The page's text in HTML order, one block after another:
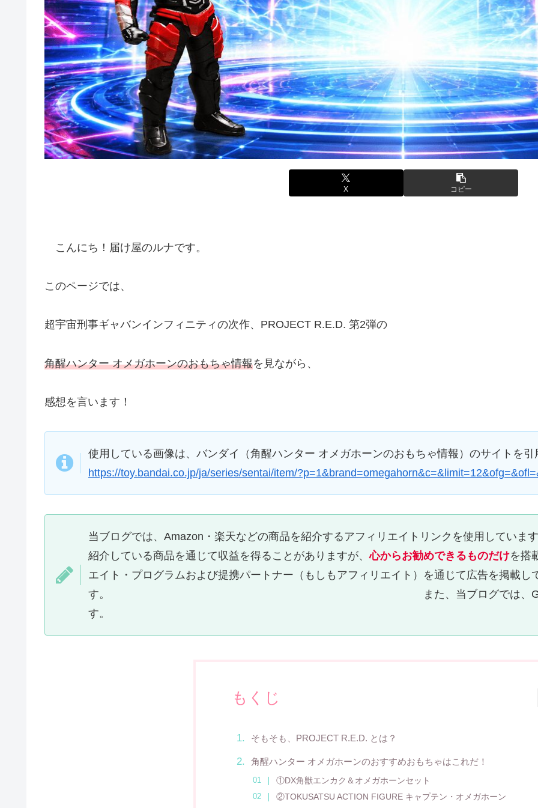
X コピー
こんにち！届け屋のルナです。
このページでは、
超宇宙刑事ギャバンインフィニティの次作、PROJECT R.E.D. 第2弾の
角醒ハンター オメガホーンのおもちゃ情報を見ながら、
感想を言います！
使用している画像は、バンダイ（角醒ハンター オメガホーンのおもちゃ情報）のサイトを
https://toy.bandai.co.jp/ja/series/sentai/item/
当ブログでは、Amazon・楽天などの商品を紹介するアフィリエイトリンクを使用していま
紹介している商品を通じて収益を得ることがありますが、心からお勧めできるものだけを搭
エイト・プログラムおよび提携パートナー（もしもアフィリエイト）を通じて広告を掲載し
す。 また、当ブログでは、Googleアドセンス
す。
もくじ
そもそも、PROJECT R.E.D. とは？
角醒ハンター オメガホーンのおすすめおもちゃはこれだ！
①DX角獣エンカク＆オメガホーンセット
②TOKUSATSU ACTION FIGURE キャプテン・オメガホーン